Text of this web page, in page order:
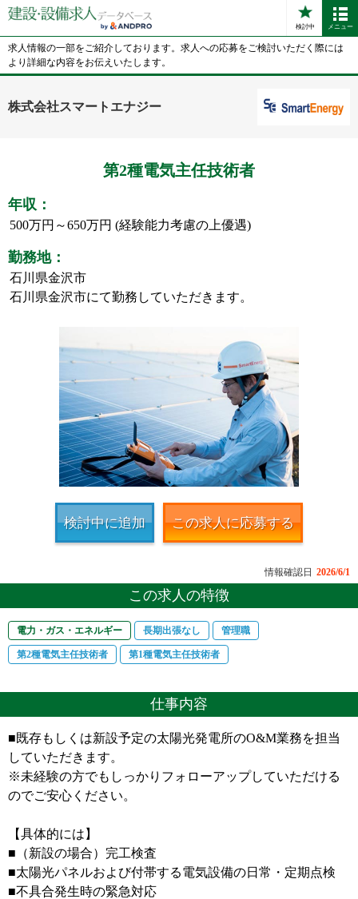
検討中 メニュー
求人情報の一部をご紹介しております。求人への応募をご検討いただく際には
より詳細な内容をお伝えいたします。
株式会社スマートエナジー
第2種電気主任技術者
年収：
500万円～650万円 (経験能力考慮の上優遇)
勤務地：
石川県金沢市
石川県金沢市にて勤務していただきます。
検討中に追加 この求人に応募する
情報確認日 2026/6/1
この求人の特徴
電力・ガス・エネルギー 長期出張なし 管理職
第2種電気主任技術者 第1種電気主任技術者
仕事内容
■既存もしくは新設予定の太陽光発電所のO&M業務を担当
していただきます。
※未経験の方でもしっかりフォローアップしていただける
のでご安心ください。
【具体的には】
■（新設の場合）完工検査
■太陽光パネルおよび付帯する電気設備の日常・定期点検
■不具合発生時の緊急対応